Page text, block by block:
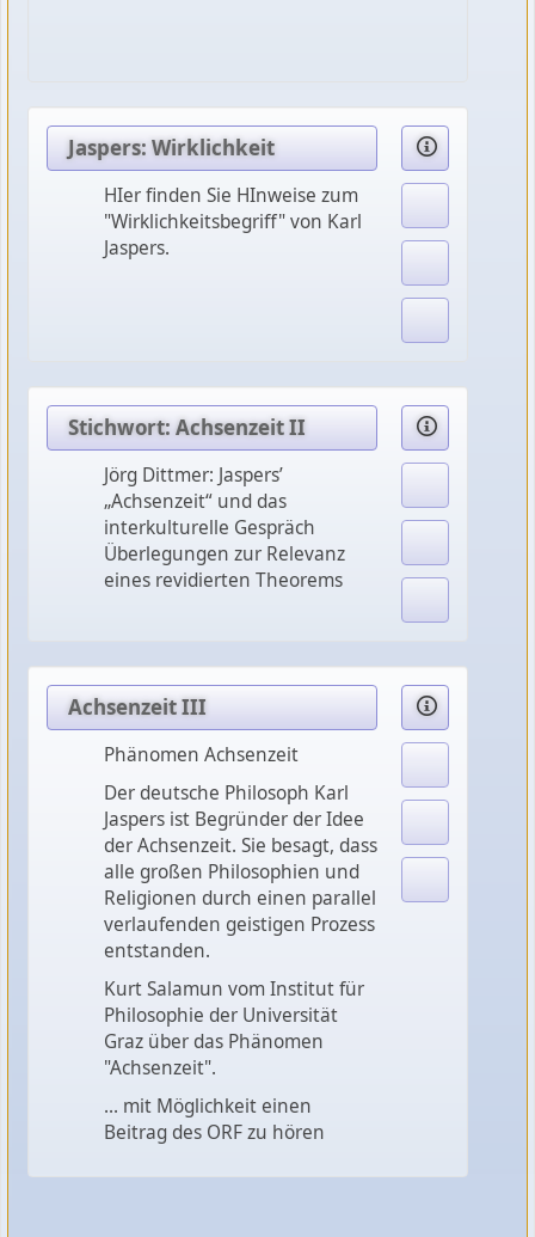
Jaspers: Wirklichkeit
HIer finden Sie HInweise zum
"Wirklichkeitsbegriff" von Karl
Jaspers.
Stichwort: Achsenzeit II
Jörg Dittmer: Jaspers’
„Achsenzeit“ und das
interkulturelle Gespräch
Überlegungen zur Relevanz
eines revidierten Theorems
Achsenzeit III
Phänomen Achsenzeit
Der deutsche Philosoph Karl
Jaspers ist Begründer der Idee
der Achsenzeit. Sie besagt, dass
alle großen Philosophien und
Religionen durch einen parallel
verlaufenden geistigen Prozess
entstanden.
Kurt Salamun vom Institut für
Philosophie der Universität
Graz über das Phänomen
"Achsenzeit".
... mit Möglichkeit einen
Beitrag des ORF zu hören